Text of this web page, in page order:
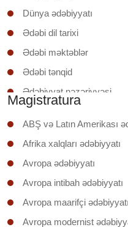
Dünya ədəbiyyatı
Ədəbi dil tarixi
Ədəbi məktəblər
Ədəbi tənqid
Ədəbiyyat nəzəriyyəsi
Ədəbiyyatşünaslığa giriş
Əruzun nəzəri əsasları
İxtisas (regionunun)
Klassik şerin poetikası
Mətnin təhlili
Mətnlər üzrə iş
Magistratura
ABŞ və Latın Amerikası
Afrika xalqları ədəbiyyatı
Avropa ədəbiyyatı
Avropa intibah ədəbiyyatı
Avropa maarifçi ədəbiyyatı
Avropa modernist